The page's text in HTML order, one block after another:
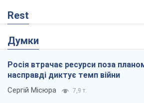
Rest
Думки
Росія втрачає ресурси поза
насправді диктує темп війни
Сергій Місюра 7,9 т.